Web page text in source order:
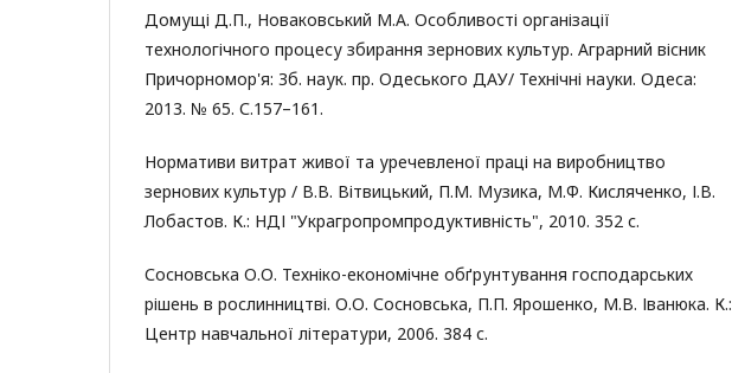
Домущі Д.П., Новаковський М.А. Особливості організації
технологічного процесу збирання зернових культур. Аграрний вісник
Причорномор'я: Зб. наук. пр. Одеського ДАУ/ Технічні науки. Одеса:
2013. № 65. С.157–161.
Нормативи витрат живої та уречевленої праці на виробництво
зернових культур / В.В. Вітвицький, П.М. Музика, М.Ф. Кисляченко, І.В.
Лобастов. К.: НДІ "Украгропромпродуктивність", 2010. 352 с.
Сосновська О.О. Техніко-економічне обґрунтування господарських
рішень в рослинництві. О.О. Сосновська, П.П. Ярошенко, М.В. Іванюка. К.:
Центр навчальної літератури, 2006. 384 с.